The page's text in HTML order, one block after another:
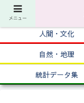
人間・文化
自然・地理
統計データ集
メニュー